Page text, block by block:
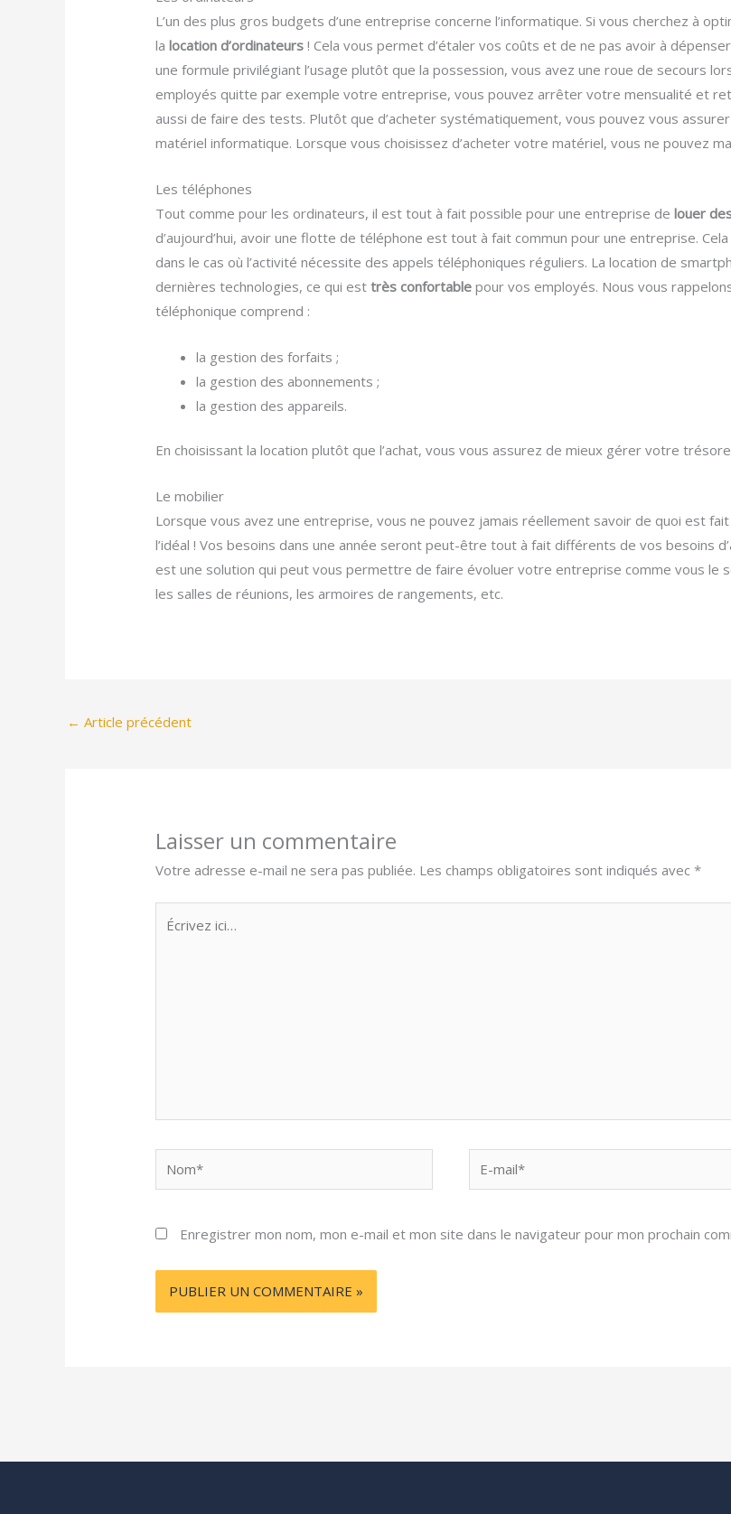
L’un des plus gros budgets d’une entreprise concerne l’informatique. Si vous cherchez à
lalocation d’ordinateurs! Cela vous permet d’étaler vos coûts et de ne pas avoir à
une formule privilégiant l’usage plutôt que la possession, vous avez une roue de secours
employés quitte par exemple votre entreprise, vous pouvez arrêter votre mensualité et
aussi de faire des tests. Plutôt que d’acheter systématiquement, vous pouvez vous
matériel informatique. Lorsque vous choisissez d’acheter votre matériel, vous ne pouvez
Les téléphones
Tout comme pour les ordinateurs, il est tout à fait possible pour une entreprise delouer
d’aujourd’hui, avoir une flotte de téléphone est tout à fait commun pour une entreprise.
dans le cas où l’activité nécessite des appels téléphoniques réguliers. La location de
dernières technologies, ce qui esttrès confortable pour vos employés. Nous vous
téléphonique comprend :
la gestion des forfaits ;
la gestion des abonnements ;
la gestion des appareils.
En choisissant la location plutôt que l’achat, vous vous assurez de mieux gérer votre
Le mobilier
Lorsque vous avez une entreprise, vous ne pouvez jamais réellement savoir de quoi est fait
l’idéal ! Vos besoins dans une année seront peut-être tout à fait différents de vos besoins
est une solution qui peut vous permettre de faire évoluer votre entreprise comme vous le
les salles de réunions, les armoires de rangements, etc.
← Article précédent
Laisser un commentaire
Votre adresse e-mail ne sera pas publiée. Les champs obligatoires sont indiqués avec*
Écrivez
mail*
Enregistrer mon nom, mon e-mail et mon site dans le navigateur pour mon prochain